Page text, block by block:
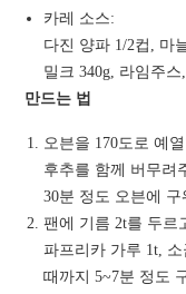
카레 소스:
다진 양파 1/2컵, 마
밀크 340g, 라임주
만드는 법
오븐을 170도로 예
후추를 함께 버무려
30분 정도 오븐에 구
팬에 기름 2t를 두르
파프리카 가루 1t,
때까지 5~7분 정도